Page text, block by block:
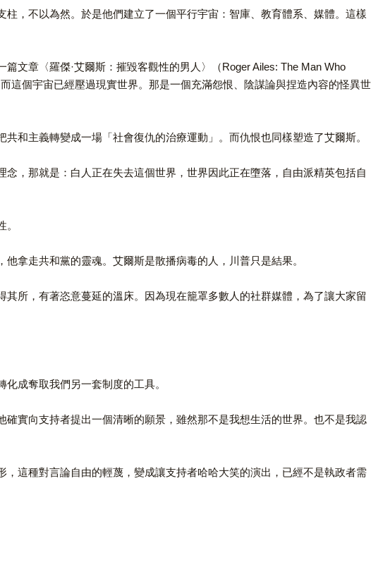
，不以為然。於是他們建立了一個平行宇宙：智庫、教育體系、媒體。這樣
文章〈羅傑·艾爾斯：摧毀客觀性的男人〉（Roger Ailes: The Man Who
這個宇宙已經壓過現實世界。那是一個充滿怨恨、陰謀論與捏造內容的怪異世
和主義轉變成一場「社會復仇的治療運動」。而仇恨也同樣塑造了艾爾斯。
，那就是：白人正在失去這個世界，世界因此正在墮落，自由派精英包括自
拿走共和黨的靈魂。艾爾斯是散播病毒的人，川普只是結果。
所，有著恣意蔓延的溫床。因為現在籠罩多數人的社群媒體，為了讓大家留
成奪取我們另一套制度的工具。
實向支持者提出一個清晰的願景，雖然那不是我想生活的世界。也不是我認
這種對言論自由的輕蔑，變成讓支持者哈哈大笑的演出，已經不是執政者需